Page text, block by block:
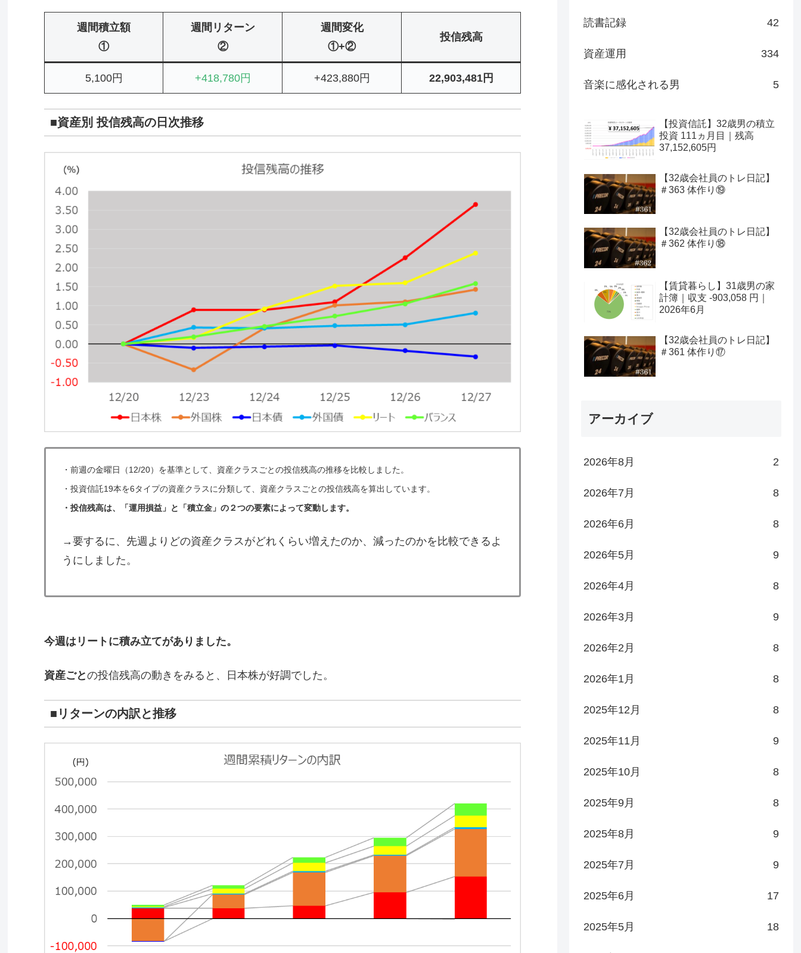
週間積立額
①
週間リターン
②
週間変化
①+②
投信残高
5,100円 +418,780円 +423,880円 22,903,481円
■資産別 投信残高の日次推移
・ 前週の金曜日（12/20）を基準として、資産クラスごとの投信残高の推移を比較しました。
・ 投資信託19本を6タイプの資産クラスに分類して、資産クラスごとの投信残高を算出しています。
・投信残高は、「運用損益」と「積立金」の２つの要素によって変動します。
→要するに、先週よりどの資産クラスがどれくらい増えたのか、減ったのかを比較できるよ
うにしました。
今週はリートに積み立てがありました。
資産ごとの投信残高の動きをみると、日本株が好調でした。
■リターンの内訳と推移
読書記録 42
資産運用 334
音楽に感化される男 5
【投資信託】32歳男の積立
投資 111ヵ月目｜残高
37,152,605円
【32歳会社員のトレ日記】
＃363 体作り⑲
【32歳会社員のトレ日記】
＃362 体作り⑱
【賃貸暮らし】31歳男の家
計簿｜収支 -903,058 円｜
2026年6月
【32歳会社員のトレ日記】
＃361 体作り⑰
アーカイブ
2026年8月 2
2026年7月 8
2026年6月 8
2026年5月 9
2026年4月 8
2026年3月 9
2026年2月 8
2026年1月 8
2025年12月 8
2025年11月 9
2025年10月 8
2025年9月 8
2025年8月 9
2025年7月 9
2025年6月 17
2025年5月 18